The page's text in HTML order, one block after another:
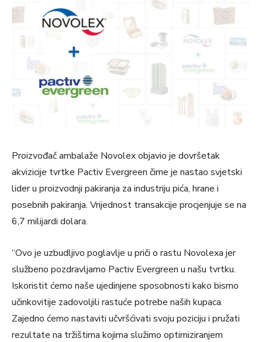
Proizvođač ambalaže Novolex objavio je dovršetak
akvizicije tvrtke Pactiv Evergreen čime je nastao svjetski
lider u proizvodnji pakiranja za industriju pića, hrane i
posebnih pakiranja. Vrijednost transakcije procjenjuje se na
6,7 milijardi dolara.
“Ovo je uzbudljivo poglavlje u priči o rastu Novolexa jer
službeno pozdravljamo Pactiv Evergreen u našu tvrtku.
Iskoristit ćemo naše ujedinjene sposobnosti kako bismo
učinkovitije zadovoljili rastuće potrebe naših kupaca.
Zajedno ćemo nastaviti učvršćivati ​​svoju poziciju i pružati
rezultate na tržištima kojima služimo optimiziranjem